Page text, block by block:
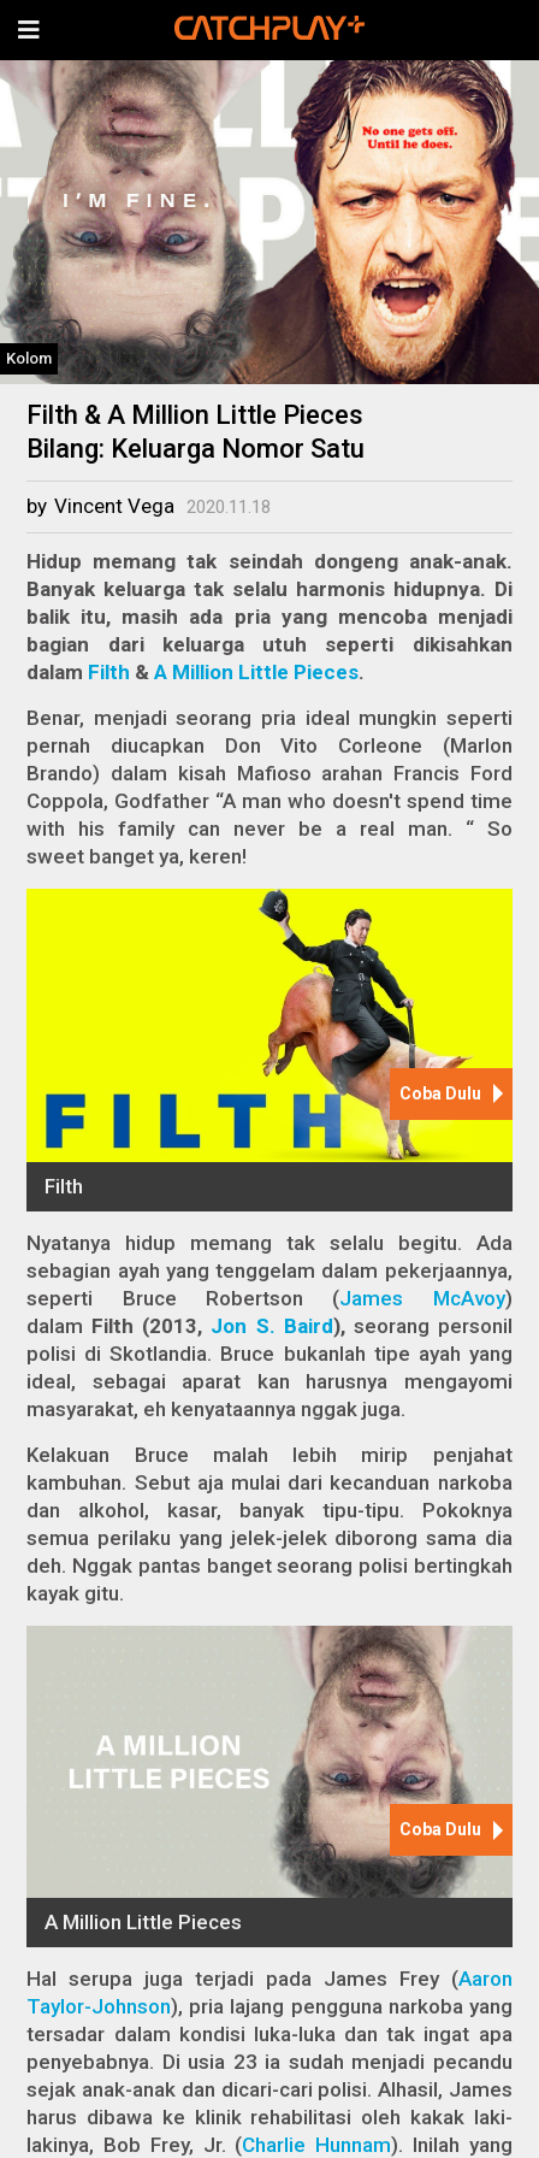
Kolom
Filth & A Million Little Pieces
Bilang: Keluarga Nomor Satu
by Vincent Vega 2020.11.18
Hidup memang tak seindah dongeng anak-anak.
Banyak keluarga tak selalu harmonis hidupnya. Di
balik itu, masih ada pria yang mencoba menjadi
bagian dari keluarga utuh seperti dikisahkan
dalam Filth &A Million Little Pieces.
Benar, menjadi seorang pria ideal mungkin seperti
pernah diucapkan Don Vito Corleone (Marlon
Brando) dalam kisah Mafioso arahan Francis Ford
Coppola, Godfather “A man who doesn't spend time
with his family can never be a real man. “ So
sweet banget ya, keren!
Nyatanya hidup memang tak selalu begitu. Ada
sebagian ayah yang tenggelam dalam pekerjaannya,
seperti Bruce Robertson (James McAvoy)
dalam Filth (2013, Jon S. Baird), seorang personil
polisi di Skotlandia. Bruce bukanlah tipe ayah yang
ideal, sebagai aparat kan harusnya mengayomi
masyarakat, eh kenyataannya nggak juga.
Kelakuan Bruce malah lebih mirip penjahat
kambuhan. Sebut aja mulai dari kecanduan narkoba
dan alkohol, kasar, banyak tipu-tipu. Pokoknya
semua perilaku yang jelek-jelek diborong sama dia
deh. Nggak pantas banget seorang polisi bertingkah
kayak gitu.
Hal serupa juga terjadi pada James Frey (Aaron
Taylor-Johnson), pria lajang pengguna narkoba yang
tersadar dalam kondisi luka-luka dan tak ingat apa
penyebabnya. Di usia 23 ia sudah menjadi pecandu
sejak anak-anak dan dicari-cari polisi. Alhasil, James
harus dibawa ke klinik rehabilitasi oleh kakak laki-
lakinya, Bob Frey, Jr. (Charlie Hunnam). Inilah yang